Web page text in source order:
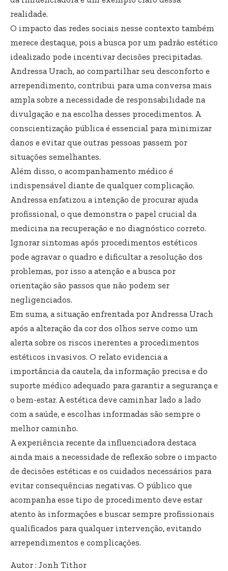
realidade.
O impacto das redes sociais nesse contexto também
merece destaque, pois a busca por um padrão estético
idealizado pode incentivar decisões precipitadas.
Andressa Urach, ao compartilhar seu desconforto e
arrependimento, contribui para uma conversa mais
ampla sobre a necessidade de responsabilidade na
divulgação e na escolha desses procedimentos. A
conscientização pública é essencial para minimizar
danos e evitar que outras pessoas passem por
situações semelhantes.
Além disso, o acompanhamento médico é
indispensável diante de qualquer complicação.
Andressa enfatizou a intenção de procurar ajuda
profissional, o que demonstra o papel crucial da
medicina na recuperação e no diagnóstico correto.
Ignorar sintomas após procedimentos estéticos
pode agravar o quadro e dificultar a resolução dos
problemas, por isso a atenção e a busca por
orientação são passos que não podem ser
negligenciados.
Em suma, a situação enfrentada por Andressa Urach
após a alteração da cor dos olhos serve como um
alerta sobre os riscos inerentes a procedimentos
estéticos invasivos. O relato evidencia a
importância da cautela, da informação precisa e do
suporte médico adequado para garantir a segurança e
o bem-estar. A estética deve caminhar lado a lado
com a saúde, e escolhas informadas são sempre o
melhor caminho.
A experiência recente da influenciadora destaca
ainda mais a necessidade de reflexão sobre o impacto
de decisões estéticas e os cuidados necessários para
evitar consequências negativas. O público que
acompanha esse tipo de procedimento deve estar
atento às informações e buscar sempre profissionais
qualificados para qualquer intervenção, evitando
arrependimentos e complicações.
Autor : Jonh Tithor